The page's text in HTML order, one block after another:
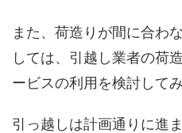
また、荷造りが間に合わ
しては、引越し業者の荷
ービスの利用を検討して
引っ越しは計画通りに進